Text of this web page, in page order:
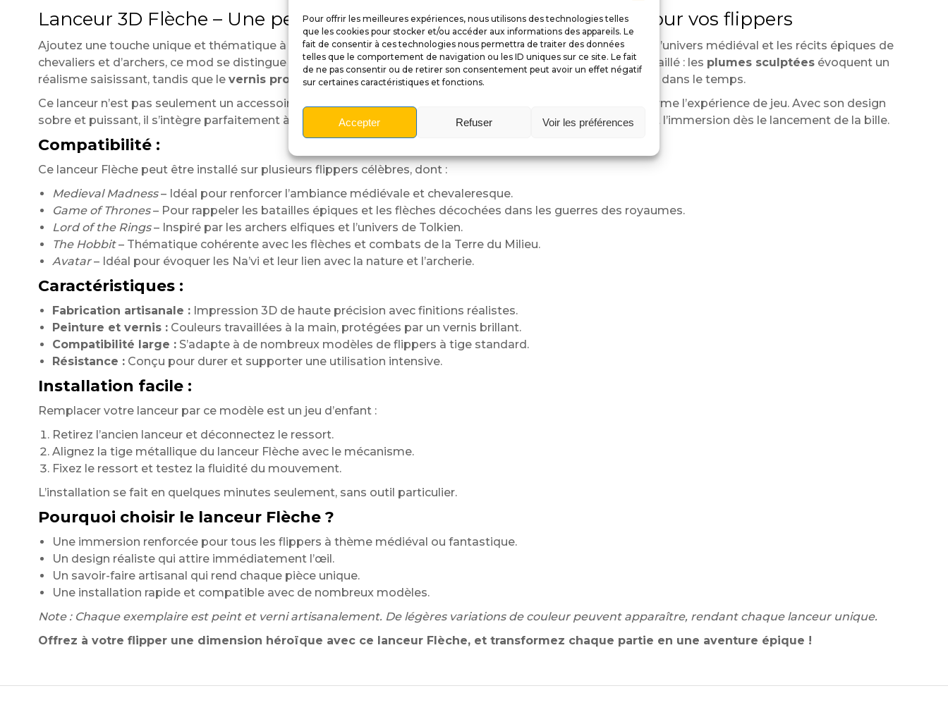
Pour offrir les meilleures expériences, nous utilisons des technologies telles
que les cookies pour stocker et/ou accéder aux informations des appareils. Le
fait de consentir à ces technologies nous permettra de traiter des données
telles que le comportement de navigation ou les ID uniques sur ce site. Le fait
de ne pas consentir ou de retirer son consentement peut avoir un effet négatif
sur certaines caractéristiques et fonctions.
Accepter Refuser Voir les préférences
Lanceur 3D Flèche – Une personnalisation élégante et immersive pour vos flippers
Ajoutez une touche unique et thématique à votre flipper grâce à celanceur 3D Flèche. Conçu pour rappeler l’univers médiéval et les récits épiques de
chevaliers et d’archers, ce mod se distingue par safinition artisanale. Chaque détail est soigneusement travaillé : les plumes sculptéesévoquent un
réalisme saisissant, tandis que le vernis protecteurassure une brillance durable et une excellente résistance dans le temps.
Ce lanceur n’est pas seulement un accessoire esthétique, c’est une véritable
qui transforme l’expérience de jeu. Avec son design
sobre et puissant, il s’intègre parfaitement à différents flippers au thème médiéval ou fantastique, renforçant l’immersion dès le lancement de la bille.
Compatibilité :
Ce lanceur Flèche peut être installé sur plusieurs flippers célèbres, dont :
Medieval Madness– Idéal pour renforcer l’ambiance médiévale et chevaleresque.
Game of Thrones– Pour rappeler les batailles épiques et les flèches décochées dans les guerres des royaumes.
Lord of the Rings– Inspiré par les archers elfiques et l’univers de Tolkien.
The Hobbit– Thématique cohérente avec les flèches et combats de la Terre du Milieu.
Avatar– Idéal pour évoquer les Na’vi et leur lien avec la nature et l’archerie.
Caractéristiques :
Fabrication artisanale :Impression 3D de haute précision avec finitions réalistes.
Peinture et vernis :Couleurs travaillées à la main, protégées par un vernis brillant.
Compatibilité large :S’adapte à de nombreux modèles de flippers à tige standard.
Résistance :Conçu pour durer et supporter une utilisation intensive.
Installation facile :
Remplacer votre lanceur par ce modèle est un jeu d’enfant :
Retirez l’ancien lanceur et déconnectez le ressort.
Alignez la tige métallique du lanceur Flèche avec le mécanisme.
Fixez le ressort et testez la fluidité du mouvement.
L’installation se fait en quelques minutes seulement, sans outil particulier.
Pourquoi choisir le lanceur Flèche ?
Une immersion renforcée pour tous les flippers à thème médiéval ou fantastique.
Un design réaliste qui attire immédiatement l’œil.
Un savoir-faire artisanal qui rend chaque pièce unique.
Une installation rapide et compatible avec de nombreux modèles.
Note : Chaque exemplaire est peint et verni artisanalement. De légères variations de couleur peuvent apparaître, rendant chaque lanceur unique.
Offrez à votre flipper une dimension héroïque avec ce lanceur Flèche, et transformez chaque partie en une aventure épique !